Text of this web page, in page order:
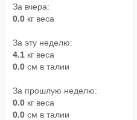
За вчера:
0.0 кг веса
За эту неделю:
4.1 кг веса
0.0 см в талии
За прошлую неделю:
0.0 кг веса
0.0 см в талии